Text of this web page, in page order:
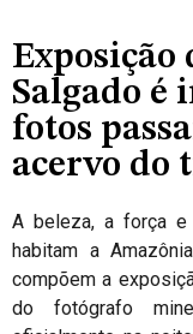
Exposição
Salgado é
fotos
acervo do
A beleza, a força e
habitam a
compõem a
do fotógrafo